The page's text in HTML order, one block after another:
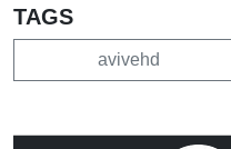
TAGS
avivehd